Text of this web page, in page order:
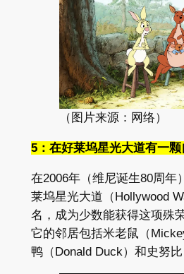
（图片来源：网络）
5：在好莱坞星光大道有一
在2006年（维尼诞生80周年
莱坞星光大道（Hollywood
名，成为少数能获得这项殊
它的邻居包括米老鼠（
鸭（Donald Duck）和史努比